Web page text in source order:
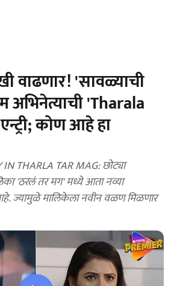
वाढणार! 'सावळ्याची
'Tharala
कोण आहे हा
THARLA TAR MAG: छोट्या
'ठरलं तर मग' मध्ये आता नव्या
आहे. ज्यामुळे मालिकेला नवीन वळण मिळणार